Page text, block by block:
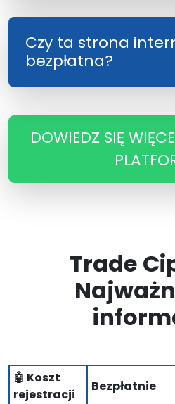
Czy ta strona
bezpłatna?
DOWIEDZ SIĘ
Trade
🤖 Koszt
rejestracji
Bezpłatnie